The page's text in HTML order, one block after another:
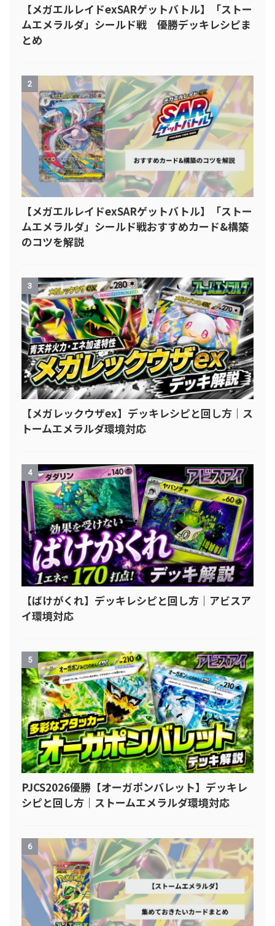
【メガエルレイドexSARゲットバトル】「ストー
ムエメラルダ」シールド戦 優勝デッキレシピま
とめ
2
【メガエルレイドexSARゲットバトル】「ストー
ムエメラルダ」シールド戦おすすめカード&構築
のコツを解説
3
【メガレックウザex】デッキレシピと回し方｜ス
トームエメラルダ環境対応
4
【ばけがくれ】デッキレシピと回し方｜アビスア
イ環境対応
5
PJCS2026優勝【オーガポンバレット】デッキレ
シピと回し方｜ストームエメラルダ環境対応
6